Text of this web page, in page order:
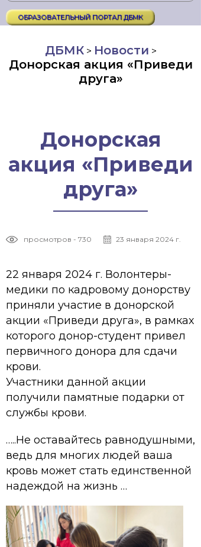
ОБРАЗОВАТЕЛЬНЫЙ ПОРТАЛ ДБМК
ДБМК> Новости >
Донорская акция «Приведи
друга»
Донорская
акция «Приведи
друга»
просмотров - 730 23 января 2024 г.
22 января 2024 г. Волонтеры-
медики по кадровому донорству
приняли участие в донорской
акции «Приведи друга», в рамках
которого донор-студент привел
первичного донора для сдачи
крови.
Участники данной акции
получили памятные подарки от
службы крови.
…..Не оставайтесь равнодушными,
ведь для многих людей ваша
кровь может стать единственной
надеждой на жизнь …